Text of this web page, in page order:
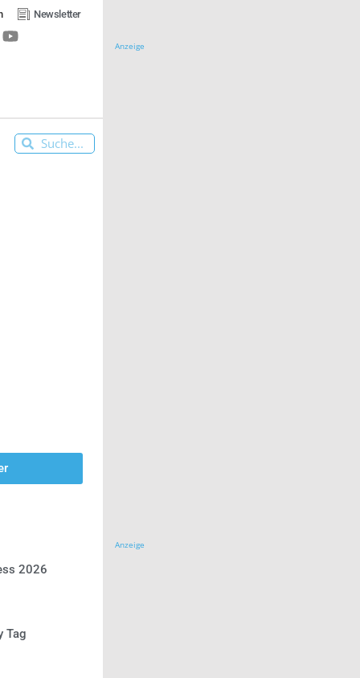
Newsletter
2026
Tag
Anzeige
Anzeige